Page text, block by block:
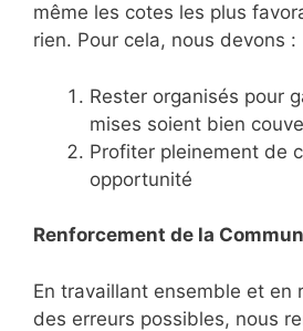
même les cotes les plus
rien. Pour cela, nous devons :
Rester organisés pour
mises soient bien
Profiter pleinement de
opportunité
Renforcement de la
En travaillant ensemble et en
des erreurs possibles, nous